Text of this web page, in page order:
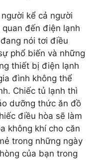
kể cả người
đến điện lạnh
nói tơi điều
phổ biến và những
thiết bị điện lạnh
đình không thể
Chiếc tủ lạnh thì
dưỡng thức ăn đồ
điều hòa sẽ làm
không khí cho căn
trong những ngày
của bạn trong